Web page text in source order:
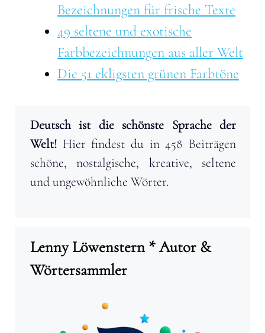
Bezeichnungen für frische Texte
49 seltene und exotische
Farbbezeichnungen aus aller Welt
Die 51 ekligsten grünen Farbtöne
Deutsch ist die schönste Sprache der
Welt! Hier findest du in 458 Beiträgen
schöne, nostalgische, kreative, seltene
und ungewöhnliche Wörter.
Lenny Löwenstern * Autor &
Wörtersammler